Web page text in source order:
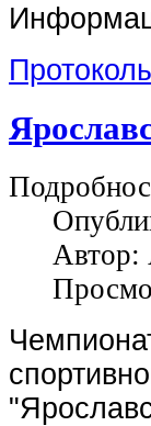
Автор: